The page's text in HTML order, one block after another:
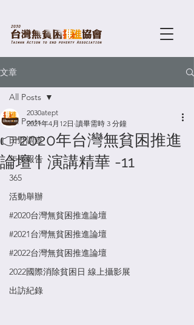
文章
All Posts
田野調查
年度報告
365
活動舉辦
#2020台灣無貧困推進論壇
#2021台灣無貧困推進論壇
#2022台灣無貧困推進論壇
2022國際消除貧困日 線上攝影展
出訪紀錄
All Posts
👉2020年台灣無貧困推進
論壇⼁演講精華 -11
2030atept
2021年4月12日 讀畢需時 3 分鐘